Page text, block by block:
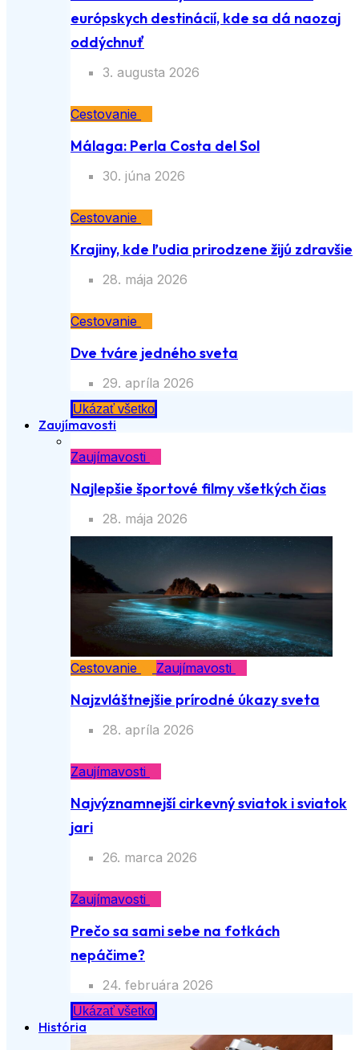
európskych destinácií, kde sa dá naozaj
oddýchnuť
3. augusta 2026
Cestovanie
Málaga: Perla Costa del Sol
30. júna 2026
Cestovanie
Krajiny, kde ľudia prirodzene žijú zdravšie
28. mája 2026
Cestovanie
Dve tváre jedného sveta
29. apríla 2026
Ukázať všetko
Zaujímavosti
Zaujímavosti
Najlepšie športové filmy všetkých čias
28. mája 2026
Cestovanie Zaujímavosti
Najzvláštnejšie prírodné úkazy sveta
28. apríla 2026
Zaujímavosti
Najvýznamnejší cirkevný sviatok i sviatok
jari
26. marca 2026
Zaujímavosti
Prečo sa sami sebe na fotkách
nepáčime?
24. februára 2026
Ukázať všetko
História